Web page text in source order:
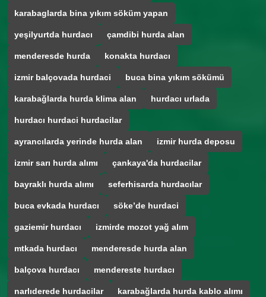
karabaglarda bina yıkım söküm yapan
yeşilyurtda hurdacı çamdibi hurda alan
menderesde hurda konakta hurdacı
izmir balçovada hurdaci buca bina yıkım sökümü
karabağlarda hurda klima alan hurdacı urlada
hurdacı hurdaci hurdacilar
ayrancılarda yerinde hurda alan izmir hurda deposu
izmir sarı hurda alımı çankaya'da hurdacilar
bayraklı hurda alımı seferhisarda hurdacılar
buca evkada hurdacı söke’de hurdaci
gaziemir hurdacı izmirde mozot yağ alım
mtkada hurdacı menderesde hurda alan
balçova hurdacı mendereste hurdacı
narlıderede hurdacilar karabağlarda hurda kablo alımı